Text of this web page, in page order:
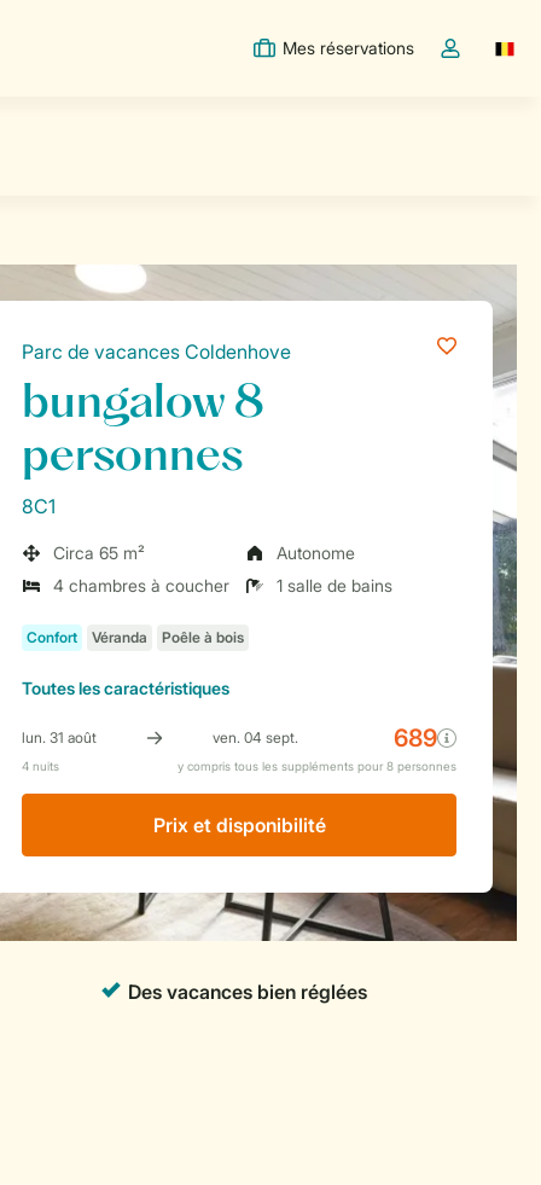
Mes réservations
Toggle the
Parc de vacances Coldenhove
bungalow 8
personnes
8C1
Circa 65 m²
Autonome
4 chambres à coucher
1 salle de bains
Toutesles caractéristiques
Prix ​​et disponibilité